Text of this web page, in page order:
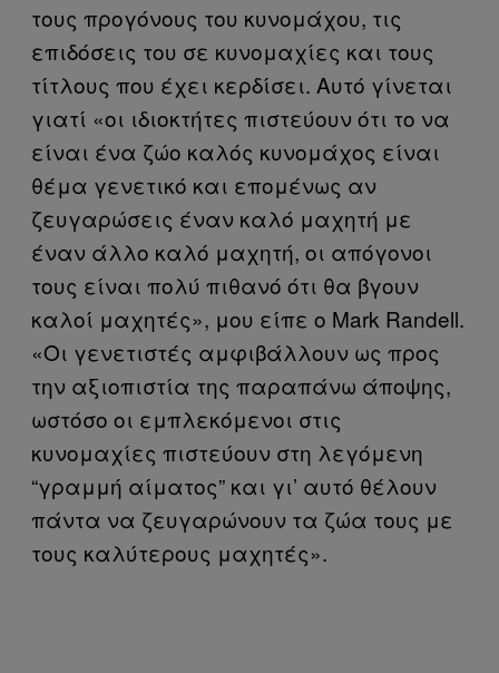
τους προγόνους του κυνομάχου, τις
επιδόσεις του σε κυνομαχίες και τους
τίτλους που έχει κερδίσει. Αυτό γίνεται
γιατί «οι ιδιοκτήτες πιστεύουν ότι το να
είναι ένα ζώο καλός κυνομάχος είναι
θέμα γενετικό και επομένως αν
ζευγαρώσεις έναν καλό μαχητή με
έναν άλλο καλό μαχητή, οι απόγονοι
τους είναι πολύ πιθανό ότι θα βγουν
καλοί μαχητές», μου είπε ο Mark Randell.
«Οι γενετιστές αμφιβάλλουν ως προς
την αξιοπιστία της παραπάνω άποψης,
ωστόσο οι εμπλεκόμενοι στις
κυνομαχίες πιστεύουν στη λεγόμενη
“γραμμή αίματος” και γι’ αυτό θέλουν
πάντα να ζευγαρώνουν τα ζώα τους με
τους καλύτερους μαχητές».